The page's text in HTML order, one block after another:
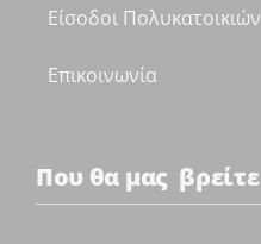
Είσοδοι Πολυκατοικιών
Επικοινωνία
Που θα μας βρείτε